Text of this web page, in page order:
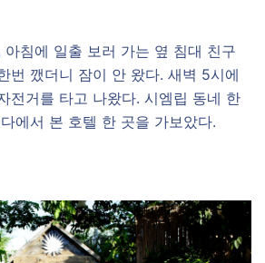
아침에 일출 보러 가는 옆 침대 친구
번 깼더니 잠이 안 왔다. 새벽 5시에
전거를 타고 나왔다. 시엠립 동네 한
에서 본 호텔 한 곳을 가보았다.